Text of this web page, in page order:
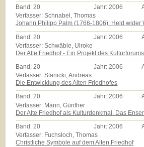
Band:20 Jahr:2006
Verfasser: Schnabel, Thomas
Johann Philipp Palm (1766-1806). Held wider
Band: 20 Jahr: 2006
Verfasser: Schwäble, Ulroke
Der Alte Friedhof - Ein Projekt des Kulturforums
Band:20 Jahr:2006
Verfasser: Stanicki, Andreas
Die Entwicklung des Alten Friedhofes
Band:20 Jahr:2006
Verfasser: Mann, Günther
Der Alte Friedhof als Kulturdenkmal. Das
Band:20 Jahr:2006
Verfasser: Fuchsloch, Thomas
Christliche Symbole auf dem Alten Friedhof